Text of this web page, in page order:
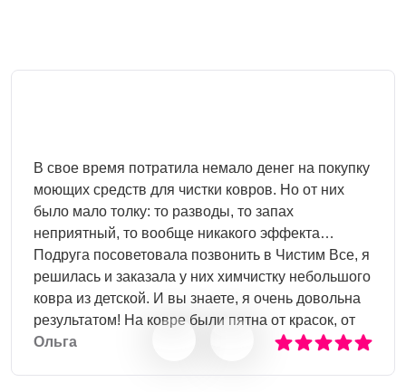
В свое время потратила немало денег на покупку
моющих средств для чистки ковров. Но от них
было мало толку: то разводы, то запах
неприятный, то вообще никакого эффекта…
Подруга посоветовала позвонить в Чистим Все, я
решилась и заказала у них химчистку небольшого
ковра из детской. И вы знаете, я очень довольна
результатом! На ковре были пятна от красок, от
пролитого сока, следы от фломастеров – все
Ольга